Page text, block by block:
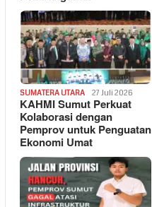
SUMATERA UTARA 27 Juli 2026
KAHMI Sumut Perkuat
Kolaborasi dengan
Pemprov untuk Penguatan
Ekonomi Umat